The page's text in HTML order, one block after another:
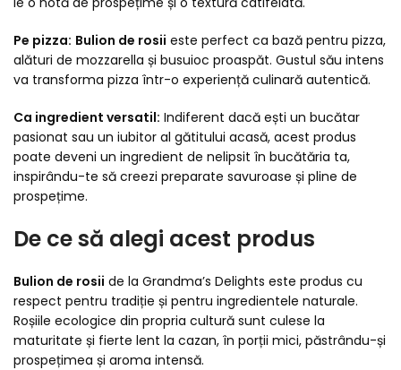
Pe pizza: Bulion de rosii este perfect ca bază pentru pizza,
alături de mozzarella și busuioc proaspăt. Gustul său intens
va transforma pizza într-o experiență culinară autentică.
Ca ingredient versatil: Indiferent dacă ești un bucătar
pasionat sau un iubitor al gătitului acasă, acest produs
poate deveni un ingredient de nelipsit în bucătăria ta,
inspirându-te să creezi preparate savuroase și pline de
prospețime.
De ce să alegi acest produs
Bulion de rosii de la Grandma’s Delights este produs cu
respect pentru tradiție și pentru ingredientele naturale.
Roșiile ecologice din propria cultură sunt culese la
maturitate și fierte lent la cazan, în porții mici, păstrându-și
prospețimea și aroma intensă.